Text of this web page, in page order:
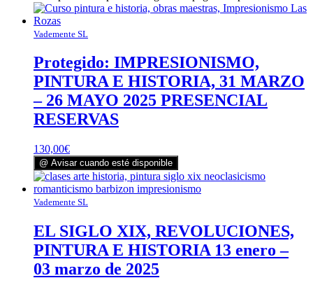
Vademente SL
Protegido: IMPRESIONISMO,
PINTURA E HISTORIA, 31 MARZO
– 26 MAYO 2025 PRESENCIAL
RESERVAS
130,00€
@ Avisar cuando esté disponible
Vademente SL
EL SIGLO XIX, REVOLUCIONES,
PINTURA E HISTORIA 13 enero –
03 marzo de 2025